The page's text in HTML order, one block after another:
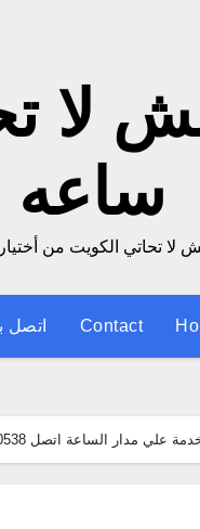
ساعه 55800538
لا تحاتي الكويت من أختيارك
Contact اتصل
مدار الساعة اتصل 55800538